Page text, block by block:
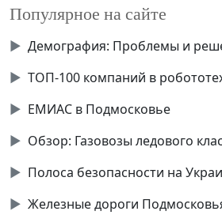
Популярное на сайте
▶ Демография: Проблемы и
▶ ТОП-100 компаний в
▶ ЕМИАС в Подмосковье
▶ Обзор: Газовозы ледового
▶ Полоса безопасности на
▶ Железные дороги